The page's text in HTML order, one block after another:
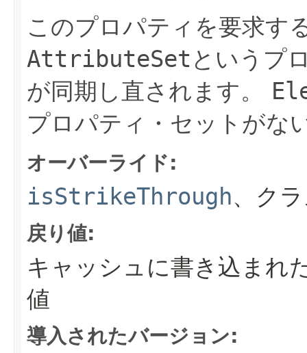
このプロパティを要求す
AttributeSet というプ
が同期し直されます。
プロパティ・セットがな
オーバーライド:
isStrikeThrough、ク
戻り値:
キャッシュに書き込まれ
値
導入されたバージョン: